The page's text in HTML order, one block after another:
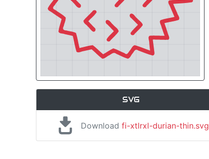
SVG
Downloadfi-xtlrxl-durian-thin.svg